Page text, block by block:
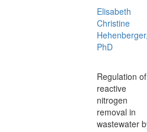
Elisabeth
Christine
PhD
Regulation of
reactive
nitrogen
removal in
wastewater